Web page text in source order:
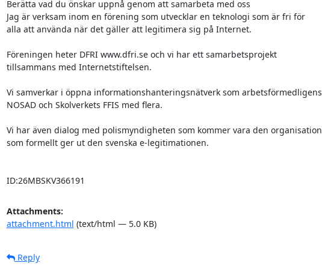
Berätta vad du önskar uppnå genom att samarbeta med oss
Jag är verksam inom en förening som utvecklar en teknologi som är fri för
alla att använda när det gäller att legitimera sig på Internet.
Föreningen heter DFRI www.dfri.se och vi har ett samarbetsprojekt
tillsammans med Internetstiftelsen.
Vi samverkar i öppna informationshanteringsnätverk som arbetsförmedligens
NOSAD och Skolverkets FFIS med flera.
Vi har även dialog med polismyndigheten som kommer vara den organisation
som formellt ger ut den svenska e-legitimationen.
ID:26MBSKV366191
Attachments:
attachment.html (text/html — 5.0 KB)
Reply